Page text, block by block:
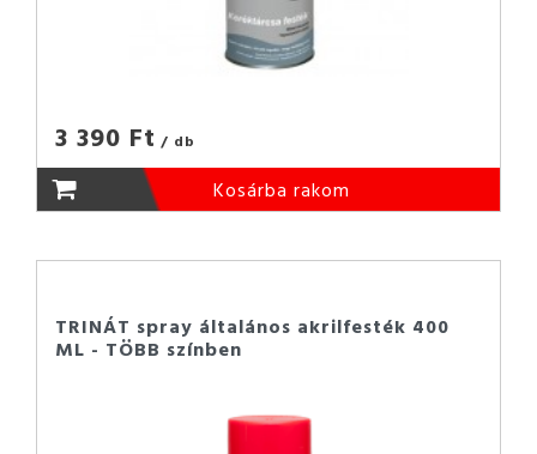
3 390 Ft / db
Kosárba rakom
TRINÁT spray általános akrilfesték 400
ML - TÖBB színben